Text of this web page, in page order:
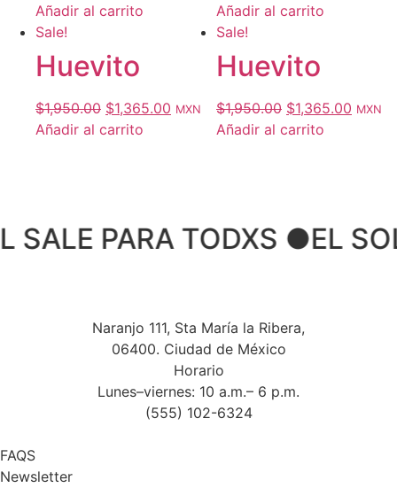
Añadir al carrito
Añadir al carrito
Sale!
Huevito
$1,950.00 $1,365.00 MXN
Añadir al carrito
Sale!
Huevito
$1,950.00 $1,365.00 MXN
Añadir al carrito
PARA TODXS ●EL SOL
Naranjo 111, Sta María la Ribera,
06400. Ciudad de México
Horario
Lunes–viernes: 10 a.m.– 6 p.m.
(555) 102-6324
FAQS
Newsletter